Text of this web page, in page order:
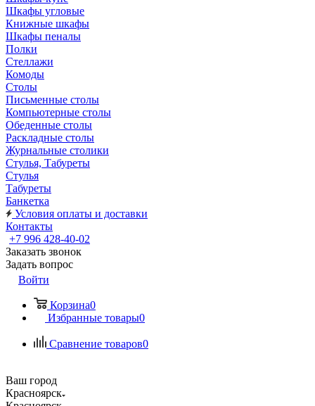
Шкафы угловые
Книжные шкафы
Шкафы пеналы
Полки
Стеллажи
Комоды
Столы
Письменные столы
Компьютерные столы
Обеденные столы
Раскладные столы
Журнальные столики
Стулья, Табуреты
Стулья
Табуреты
Банкетка
Условия оплаты и доставки
Контакты
+7 996 428-40-02
Заказать звонок
Задать вопрос
Войти
Корзина0
Избранные товары0
Сравнение товаров0
Ваш город
Красноярск